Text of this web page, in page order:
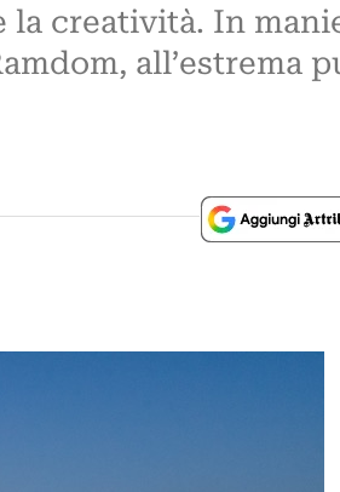
la creatività. In
all’estrema